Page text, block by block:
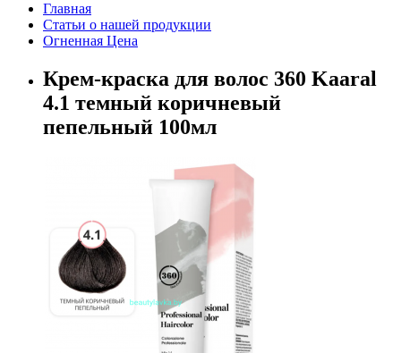
Главная
Статьи о нашей продукции
Огненная Цена
Крем-краска для волос 360 Kaaral
4.1 темный коричневый
пепельный 100мл